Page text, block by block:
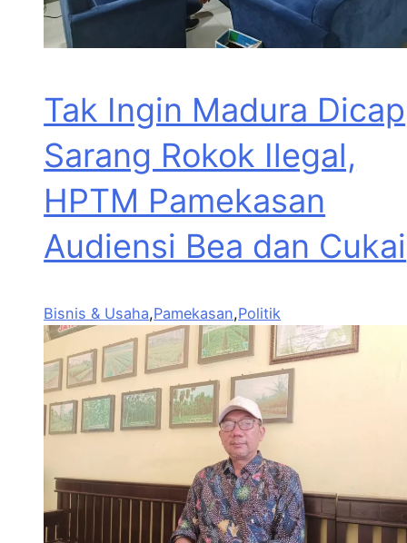
Tak Ingin Madura Dicap
Sarang Rokok Ilegal,
HPTM Pamekasan
Audiensi Bea dan Cukai
Bisnis & Usaha,Pamekasan,Politik